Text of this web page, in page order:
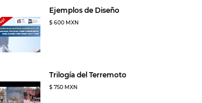
Ejemplos de Diseño
$ 600 MXN
Trilogía del Terremoto
$ 750 MXN